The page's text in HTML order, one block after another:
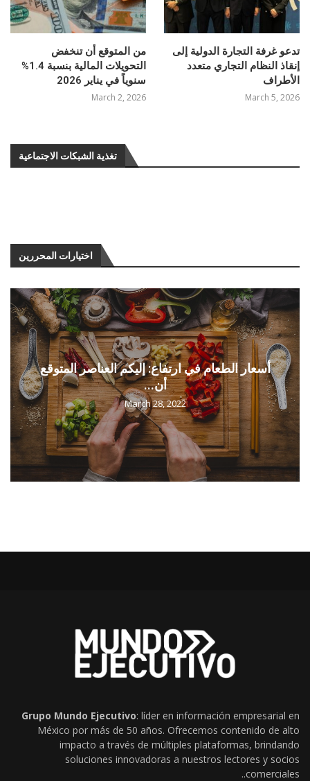
تدعو غرفة التجارة الدولية إلى
إنقاذ النظام التجاري متعدد
الأطراف
March 5, 2026
من المتوقع أن تنخفض
التحويلات المالية بنسبة 1.4%
سنوياً في يناير 2026
March 2, 2026
تغذية الشبكات الاجتماعية
اختيارات المحررين
أسعار الطعام في ارتفاع: إليكم العناصر المتوقع
أن...
March 28, 2022
Grupo Mundo Ejecutivo: líder en información empresarial en
México por más de 50 años. Ofrecemos contenido de alto
impacto a través de múltiples plataformas, brindando
soluciones innovadoras a nuestros lectores y socios
comerciales..